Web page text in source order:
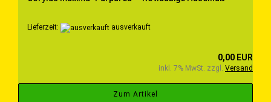
Lieferzeit: ausverkauft
0,00 EUR
inkl. 7% MwSt. zzgl. Versand
Zum Artikel